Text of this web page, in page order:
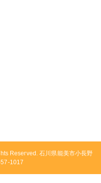
Reserved. 石川県能美市小長野
1017